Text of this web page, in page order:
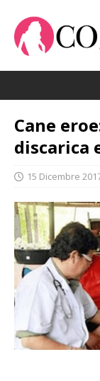
Cane
discarica
15 Dicembre